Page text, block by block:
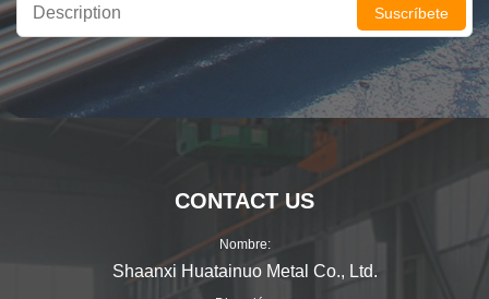
Suscríbete
CONTACT US
Nombre:
Shaanxi Huatainuo Metal Co., Ltd.